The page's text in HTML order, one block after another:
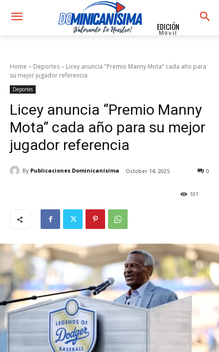
EDICIÓN
Móvil
Home Deportes
Licey anuncia "Premio Manny Mota" cada año para
su mejor jugador referencia
Deportes
Licey anuncia “Premio Manny
Mota” cada año para su mejor
jugador referencia
By Publicaciones Dominicanísima October 14, 2025 0
101